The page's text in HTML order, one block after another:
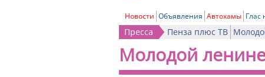
Новости Объявления Автохамы Глас
Пресса Пенза плюс ТВ
Молодой